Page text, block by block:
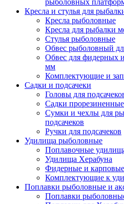
Кресла и стулья для
Кресла рыболовные
Кресла для рыбалки
Стулья рыболовные
Обвес рыболовный
Обвес для фидерных
мм
Комплектующие и
Садки и подсачеки
Головы для
Садки
Сумки и чехлы для
подсачеков
Ручки для подсачеков
Удилища рыболовные
Поплавочные
Удилища Херабуна
Фидерные и
Комплектующие к
Поплавки рыболовные и
Поплавки